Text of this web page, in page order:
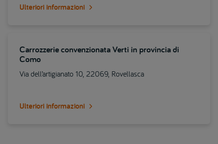
Ulteriori informazioni
Carrozzerie convenzionata Verti in provincia di
Como
Via dell’artigianato 10, 22069, Rovellasca
Ulteriori informazioni